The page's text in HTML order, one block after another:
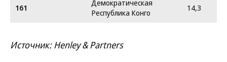
161
Демократическая
Республика Конго
14,3
Источник: Henley & Partners